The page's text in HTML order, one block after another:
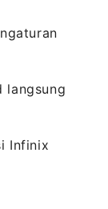
langsung
Infinix